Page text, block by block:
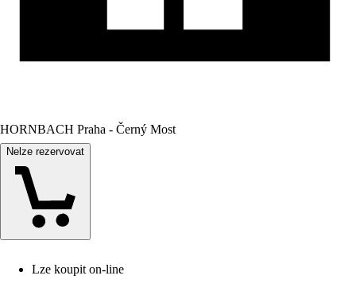
HORNBACH Praha - Černý Most
Nelze rezervovat
Lze koupit on-line